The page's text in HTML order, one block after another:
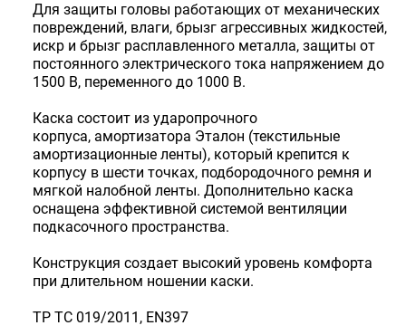
Количество: >20 шт Много
Для защиты головы работающих от механических
повреждений, влаги, брызг агрессивных жидкостей,
искр и брызг расплавленного металла, защиты от
постоянного электрического тока напряжением до
1500 В, переменного до 1000 В.
Каска состоит из ударопрочного
корпуса, амортизатора Эталон (текстильные
амортизационные ленты), который крепится к
корпусу в шести точках, подбородочного ремня и
мягкой налобной ленты. Дополнительно каска
оснащена эффективной системой вентиляции
подкасочного пространства.
Конструкция создает высокий уровень комфорта
при длительном ношении каски.
ТР ТС 019/2011, EN397